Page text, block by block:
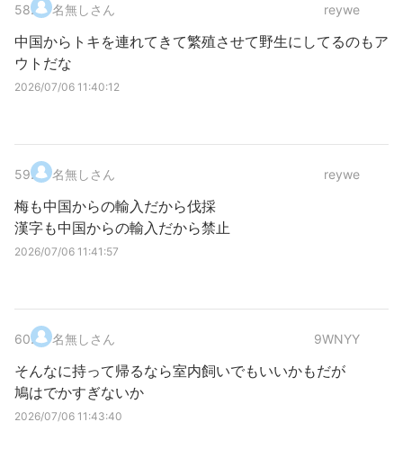
58. 名無しさん reywe
中国からトキを連れてきて繁殖させて野生にしてるのもア
ウトだな
2026/07/06 11:40:12
59. 名無しさん reywe
梅も中国からの輸入だから伐採
漢字も中国からの輸入だから禁止
2026/07/06 11:41:57
60. 名無しさん 9WNYY
そんなに持って帰るなら室内飼いでもいいかもだが
鳩はでかすぎないか
2026/07/06 11:43:40